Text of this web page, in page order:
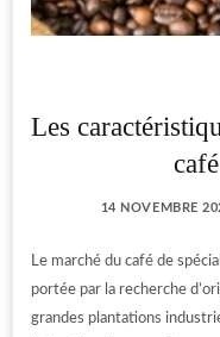
Les
14 NOVEMBRE
Le marché du café de
portée par la recherche
grandes plantations